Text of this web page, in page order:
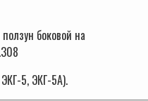
боковой на
5, ЭКГ-5А).